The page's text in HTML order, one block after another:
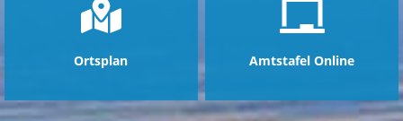
Ortsplan Amtstafel Online